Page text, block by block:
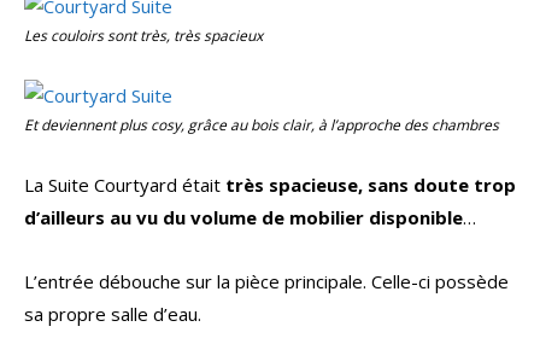
Les couloirs sont très, très spacieux
Et deviennent plus cosy, grâce au bois clair, à l’approche des chambres
La Suite Courtyard était très spacieuse, sans doute trop
d’ailleurs au vu du volume de mobilier disponible…
L’entrée débouche sur la pièce principale. Celle-ci possède
sa propre salle d’eau.